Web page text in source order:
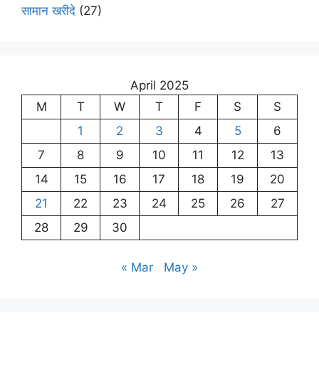
सामान खरीदे (27)
April 2025
M
T W T F S
S
1
2 3 4 5
6
7
8 9 10 11 12
13
14
15 16 17 18 19
20
21
22 23 24 25 26
27
28
29 30
« Mar May »